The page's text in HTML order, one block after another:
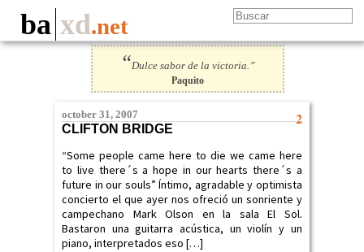
ba xd.net
“Dulce sabor de la victoria.”
Paquito
2
october 31, 2007
CLIFTON BRIDGE
“Some people came here to die we came here
to live there´s a hope in our hearts there´s a
future in our souls” Íntimo, agradable y optimista
concierto el que ayer nos ofreció un sonriente y
campechano Mark Olson en la sala El Sol.
Bastaron una guitarra acústica, un violín y un
piano, interpretados eso […]